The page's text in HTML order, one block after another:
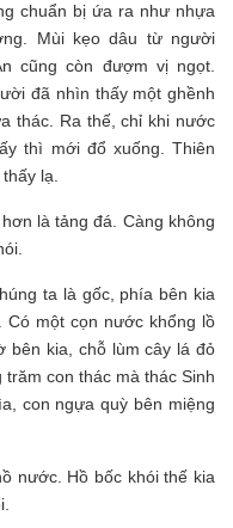
chuẩn bị ứa ra như nhựa
Mùi kẹo dâu từ người
cũng còn đượm vị ngọt.
đã nhìn thấy một ghềnh
thác. Ra thế, chỉ khi nước
thì mới đổ xuống. Thiên
lạ.
là tảng đá. Càng không
ta là gốc, phía bên kia
Có một cọn nước khổng lồ
bên kia, chỗ lùm cây lá đỏ
con thác mà thác Sinh
con ngựa quỳ bên miệng
nước. Hồ bốc khói thế kia